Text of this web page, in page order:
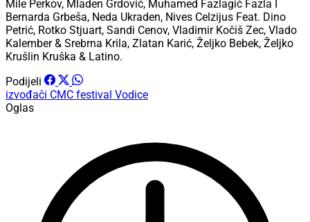
Mile Perkov, Mladen Grdović, Muhamed Fazlagić Fazla I
Bernarda Grbeša, Neda Ukraden, Nives Celzijus Feat. Dino
Petrić, Rotko Stjuart, Sandi Cenov, Vladimir Kočiš Zec, Vlado
Kalember & Srebrna Krila, Zlatan Karić, Željko Bebek, Željko
Krušlin Kruška & Latino.
Podijeli
izvođači CMC festival Vodice
Oglas